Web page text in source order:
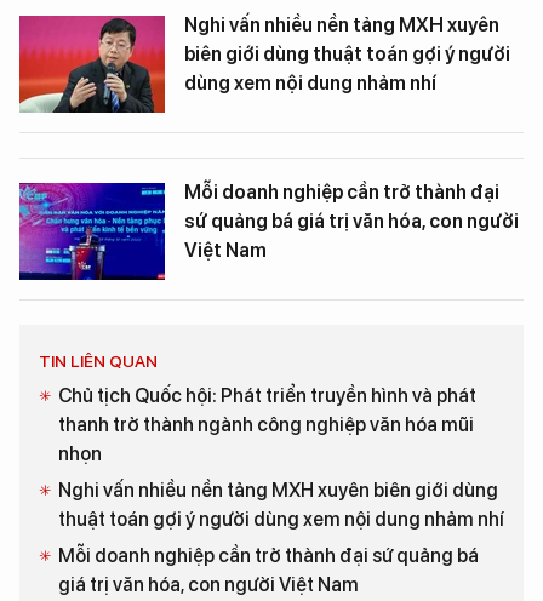
Nghi vấn nhiều nền tảng MXH xuyên
biên giới dùng thuật toán gợi ý người
dùng xem nội dung nhảm nhí
Mỗi doanh nghiệp cần trở thành đại
sứ quảng bá giá trị văn hóa, con người
Việt Nam
TIN LIÊN QUAN
Chủ tịch Quốc hội: Phát triển truyền hình và phát
thanh trở thành ngành công nghiệp văn hóa mũi
nhọn
Nghi vấn nhiều nền tảng MXH xuyên biên giới dùng
thuật toán gợi ý người dùng xem nội dung nhảm nhí
Mỗi doanh nghiệp cần trở thành đại sứ quảng bá
giá trị văn hóa, con người Việt Nam